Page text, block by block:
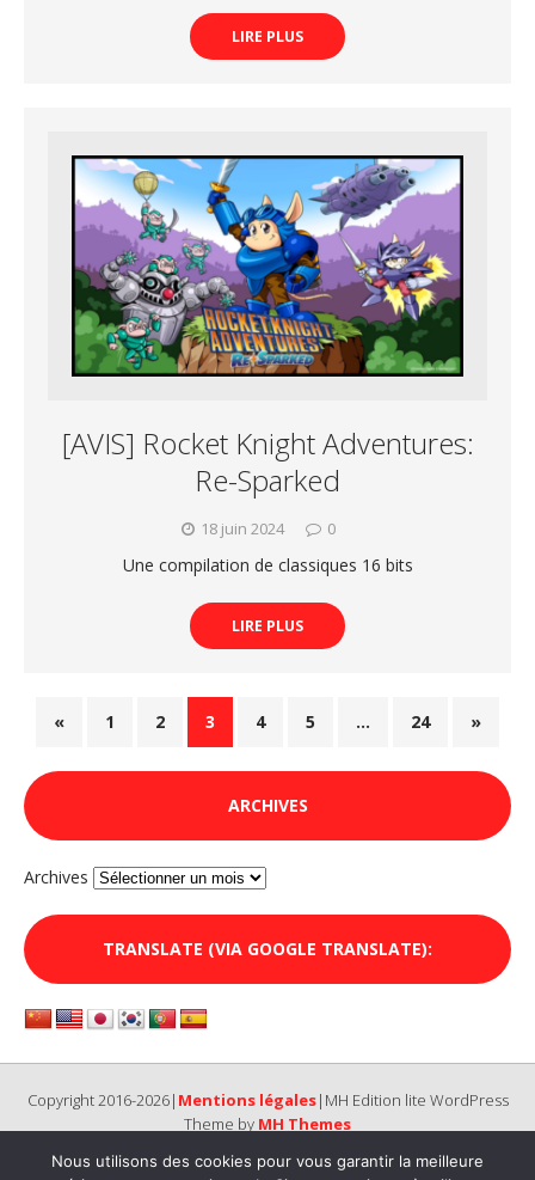
LIRE PLUS
[AVIS] Rocket Knight Adventures:
Re-Sparked
18 juin 2024 0
Une compilation de classiques 16 bits
LIRE PLUS
« 1 2 3 4 5 … 24 »
ARCHIVES
Archives
TRANSLATE (VIA GOOGLE TRANSLATE):
Copyright 2016-2026| Mentions légales|MH Edition lite WordPress
Theme by MH Themes
Nous utilisons des cookies pour vous garantir la meilleure